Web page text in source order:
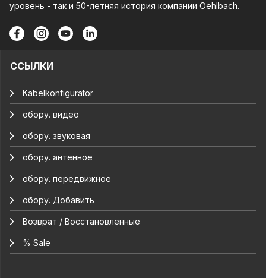
уровень - так и 50-летняя история компании Oehlbach.
ССЫЛКИ
Kabelkonfigurator
обору. видео
обору. звуковая
обору. антенное
обору. передвижное
обору. Добавить
Возврат / Восстановленные
% Sale